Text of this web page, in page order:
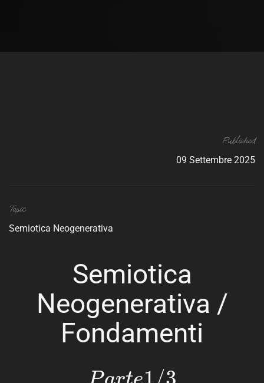
Published
09 Settembre 2025
Topic
Semiotica Neogenerativa
Semiotica
Neogenerativa /
Fondamenti
Parte1 /3